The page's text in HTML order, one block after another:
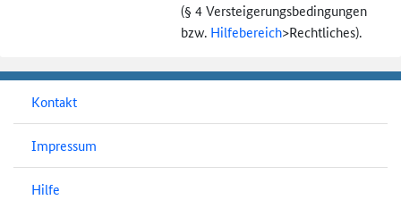
(§ 4 Versteigerungs­bedingungen
bzw. Hilfebereich>Rechtliches).
Kontakt
Impressum
Hilfe